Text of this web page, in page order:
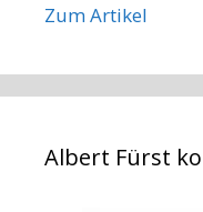
Zum Artikel
Albert Fürst